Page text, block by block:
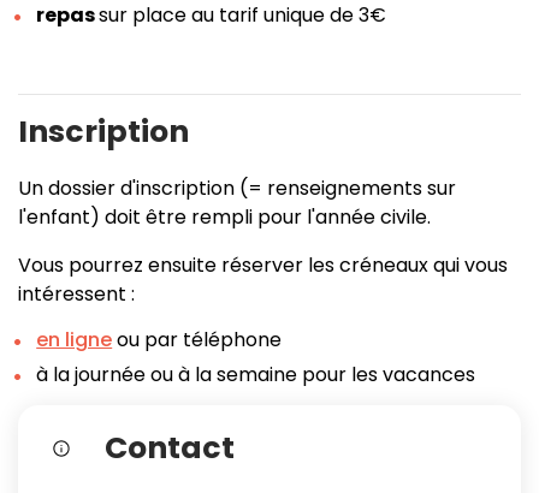
repassur place au tarif unique de 3€
Inscription
Un dossier d'inscription (= renseignements sur
l'enfant) doit être rempli pour l'année civile.
Vous pourrez ensuite réserver les créneaux qui vous
intéressent :
en ligneou par téléphone
à la journée ou à la semaine pour les vacances
Contact